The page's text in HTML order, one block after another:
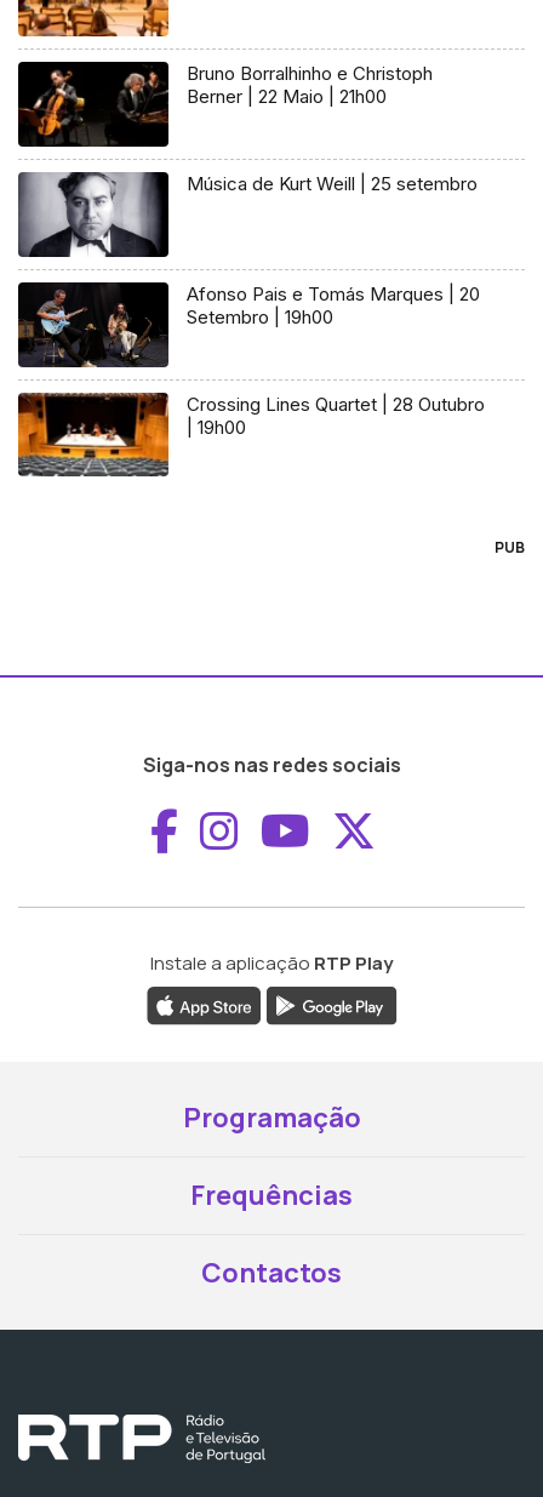
Bruno Borralhinho e Christoph
Berner | 22 Maio | 21h00
Música de Kurt Weill | 25 setembro
Afonso Pais e Tomás Marques | 20
Setembro | 19h00
Crossing Lines Quartet | 28 Outubro
| 19h00
PUB
Siga-nos nas redes sociais
Aceder ao
Aceder ao
Aceder ao
Instale a aplicação RTP Play
Programação
Frequências
Contactos